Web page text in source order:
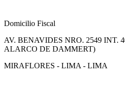
Domicilio Fiscal
AV. BENAVIDES NRO. 2549 INT.
ALARCO DE DAMMERT)
MIRAFLORES - LIMA - LIMA